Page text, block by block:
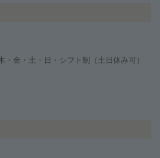
・金・土・日・シフト制（土日休み可）